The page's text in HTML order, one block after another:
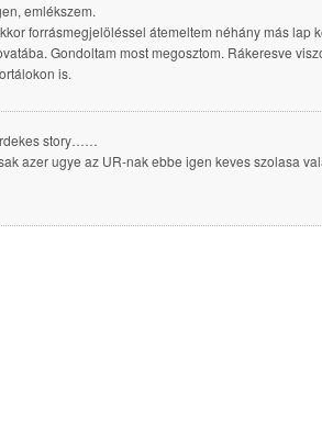
emlékszem.
forrásmegjelöléssel átemeltem néhány más lap
Gondoltam most megosztom. Rákeresve
is.
story……
azer ugye az UR-nak ebbe igen keves szolasa